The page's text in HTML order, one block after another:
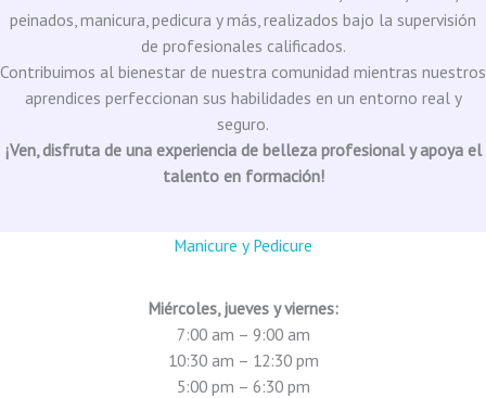
peinados, manicura, pedicura y más, realizados bajo la supervisión
de profesionales calificados.
Contribuimos al bienestar de nuestra comunidad mientras nuestros
aprendices perfeccionan sus habilidades en un entorno real y
seguro.
¡Ven, disfruta de una experiencia de belleza profesional y apoya el
talento en formación!
Manicure y Pedicure
Miércoles, jueves y viernes:
7:00 am – 9:00 am
10:30 am – 12:30 pm
5:00 pm – 6:30 pm